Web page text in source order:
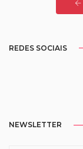
REDES SOCIAIS
NEWSLETTER